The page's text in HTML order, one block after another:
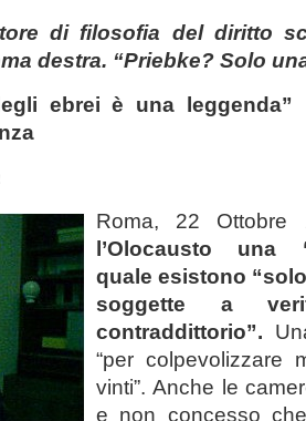
di filosofia del diritto
destra. “Priebke? Solo
ebrei è una leggenda”
Roma, 22
l’Olocausto una
quale esistono
soggette a
contraddittorio”.
“per colpevolizzare
vinti”. Anche le
e non concesso